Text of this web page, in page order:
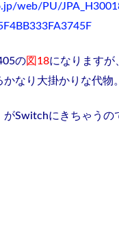
web/PU/
の図18になりますが
なり大掛かりな代物。
がSwitchにきちゃうの